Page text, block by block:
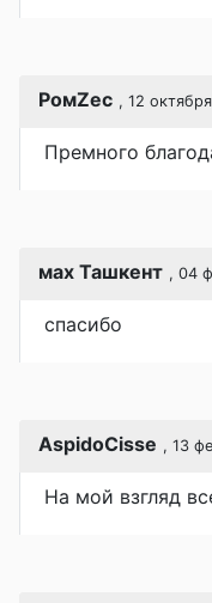
РомZес , 12
Премного
мах Ташкент , 04
спасибо
AspidoCisse , 13
На мой взгляд